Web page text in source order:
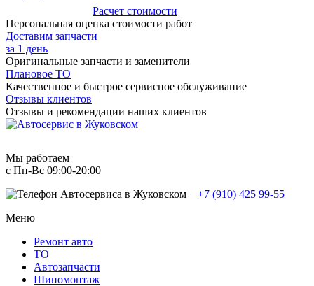
Расчет стоимости
Персональная оценка стоимости работ
Доставим запчасти
за 1 день
Оригинальные запчасти и заменители
Плановое ТО
Качественное и быстрое сервисное обслуживание
Отзывы клиентов
Отзывы и рекомендации наших клиентов
Мы работаем
с Пн-Вc 09:00-20:00
+7 (910) 425 99-55
Меню
Ремонт авто
TO
Автозапчасти
Шиномонтаж